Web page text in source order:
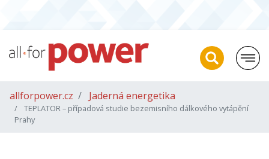
allforpower.cz Jaderná energetika
TEPLATOR – případová studie bezemisního dálkového vytápění
Prahy